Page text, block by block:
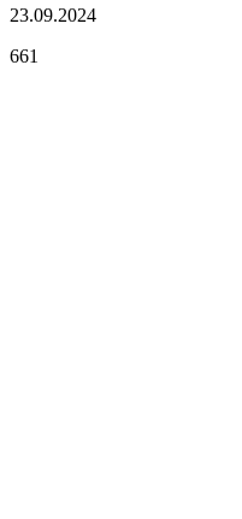
23.09.2024
661